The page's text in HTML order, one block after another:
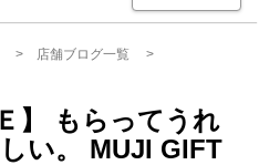
店舗ブログ一覧
】 もらってうれ
い。 MUJI GIFT